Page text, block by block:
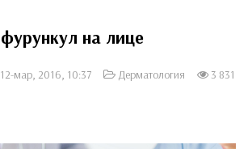
на лице
12-мар, 2016, 10:37 Дерматология
3 831